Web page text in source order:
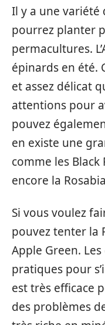
Il y a une variété
pourrez planter
permacultures.
épinards en été.
et assez délicat
attentions pour
pouvez
en existe une
comme les
encore la
Si vous voulez
pouvez tenter la
Apple Green.
pratiques pour
est très efficace
des problèmes